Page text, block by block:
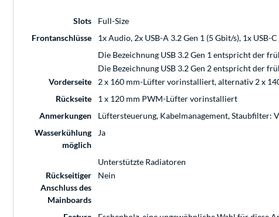
Slots
Full-Size
Frontanschlüsse
1x Audio, 2x USB-A 3.2 Gen 1 (5 Gbit/s), 1x USB-
Die Bezeichnung USB 3.2 Gen 1 entspricht der
Die Bezeichnung USB 3.2 Gen 2 entspricht der
Vorderseite
2 x 160 mm-Lüfter vorinstalliert, alternativ 2 x
Rückseite
1 x 120 mm PWM-Lüfter vorinstalliert
Anmerkungen
Lüftersteuerung, Kabelmanagement, Staubfilter:
Wasserkühlung
möglich
Ja
Unterstützte Radiatoren
Rückseitiger
Anschluss des
Mainboards
Nein